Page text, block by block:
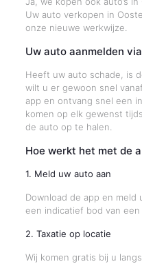
Uw auto verkopen in
onze nieuwe werkwijze.
Uw auto aanmelden
Heeft uw auto schade, is
wilt u er gewoon snel
app en ontvang snel een
komen op elk gewenst
de auto op te halen.
Hoe werkt het met de
1. Meld uw auto aan
Download de app en
een indicatief bod van een
2. Taxatie op locatie
Wij komen gratis bij u